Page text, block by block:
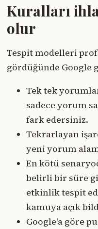
Kuralları
olur
Tespit modelleri
gördüğünde Google
Tek tek
sadece yorum
fark edersiniz.
Tekrarlayan
yeni yorum
En kötü
belirli bir süre
etkinlik tespit
kamuya açık
Google'a göre